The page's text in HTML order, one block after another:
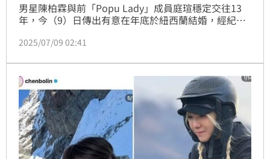
男星陳柏霖與前「Popu Lady」成員庭瑄穩定交往13
年，今（9）日傳出有意在年底於紐西蘭結婚，經紀人
說」。而在與庭瑄交往前，陳柏霖最廣為人知的戀情莫
Mandy改愛已婚澳門娛樂大亨周焯華（洗米華），還獲
封「最強小三」。
2025/07/09 02:41